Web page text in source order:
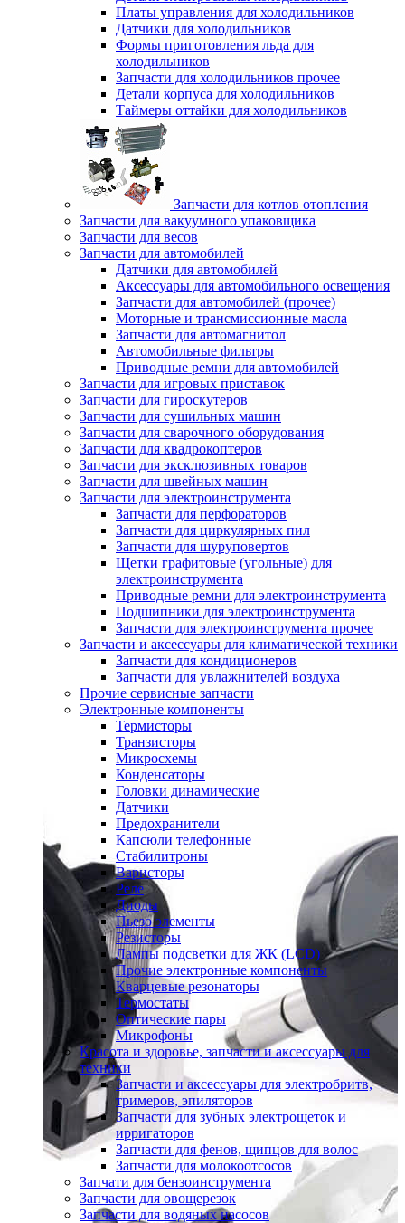
Платы управления для холодильников
Датчики для холодильников
Формы приготовления льда для
холодильников
Запчасти для холодильников прочее
Детали корпуса для холодильников
Таймеры оттайки для холодильников
Запчасти для котлов отопления
Запчасти для вакуумного упаковщика
Запчасти для весов
Запчасти для автомобилей
Датчики для автомобилей
Аксессуары для автомобильного освещения
Запчасти для автомобилей (прочее)
Моторные и трансмиссионные масла
Запчасти для автомагнитол
Автомобильные фильтры
Приводные ремни для автомобилей
Запчасти для игровых приставок
Запчасти для гироскутеров
Запчасти для сушильных машин
Запчасти для сварочного оборудования
Запчасти для квадрокоптеров
Запчасти для эксклюзивных товаров
Запчасти для швейных машин
Запчасти для электроинструмента
Запчасти для перфораторов
Запчасти для циркулярных пил
Запчасти для шуруповертов
Щетки графитовые (угольные) для
электроинструмента
Приводные ремни для электроинструмента
Подшипники для электроинструмента
Запчасти для электроинструмента прочее
Запчасти и аксессуары для климатической техники
Запчасти для кондиционеров
Запчасти для увлажнителей воздуха
Прочие сервисные запчасти
Электронные компоненты
Термисторы
Транзисторы
Микросхемы
Конденсаторы
Головки динамические
Датчики
Предохранители
Капсюли телефонные
Стабилитроны
Варисторы
Реле
Диоды
Пьезо элементы
Резисторы
Лампы подсветки для ЖК (LCD)
Прочие электронные компоненты
Кварцевые резонаторы
Термостаты
Оптические пары
Микрофоны
Красота и здоровье, запчасти и аксессуары для
техники
Запчасти и аксессуары для электробритв,
тримеров, эпиляторов
Запчасти для зубных электрощеток и
ирригаторов
Запчасти для фенов, щипцов для волос
Запчасти для молокоотсосов
Запчати для бензоинструмента
Запчасти для овощерезок
Запчасти для водяных насосов